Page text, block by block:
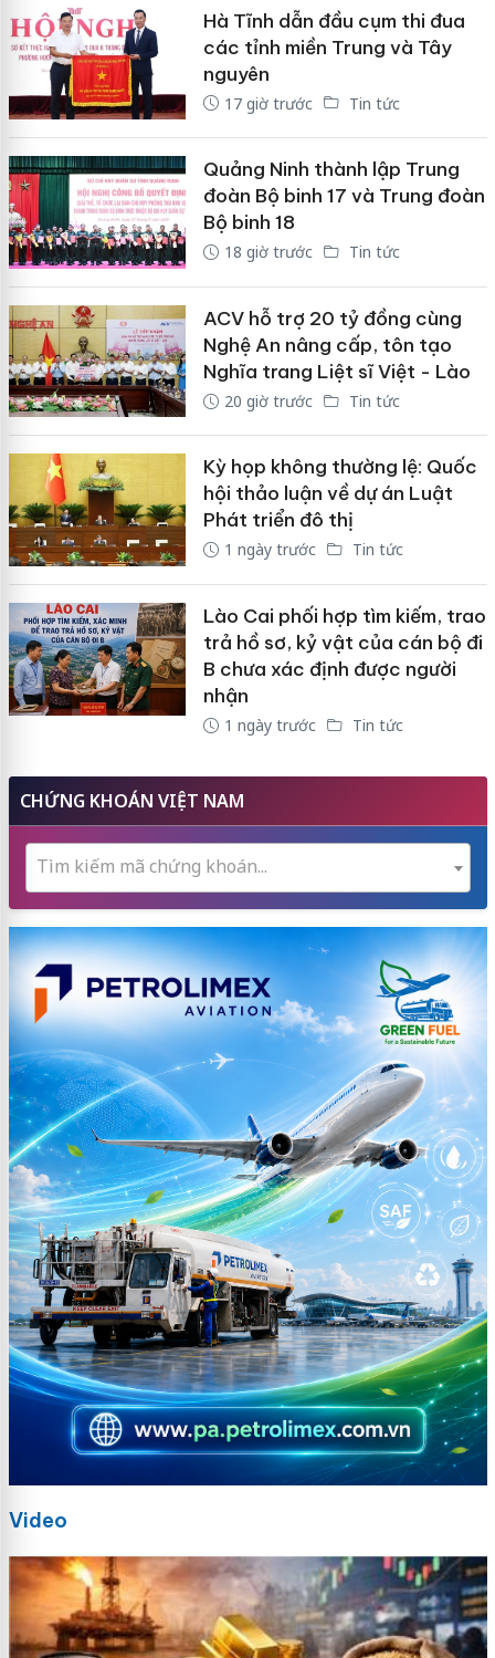
Hà Tĩnh dẫn đầu cụm thi đua
các tỉnh miền Trung và Tây
nguyên
17 giờ trước Tin tức
Quảng Ninh thành lập Trung
đoàn Bộ binh 17 và Trung đoàn
Bộ binh 18
18 giờ trước Tin tức
ACV hỗ trợ 20 tỷ đồng cùng
Nghệ An nâng cấp, tôn tạo
Nghĩa trang Liệt sĩ Việt - Lào
20 giờ trước Tin tức
Kỳ họp không thường lệ: Quốc
hội thảo luận về dự án Luật
Phát triển đô thị
1 ngày trước Tin tức
Lào Cai phối hợp tìm kiếm, trao
trả hồ sơ, kỷ vật của cán bộ đi
B chưa xác định được người
nhận
1 ngày trước Tin tức
CHỨNG KHOÁN VIỆT NAM
Tìm kiếm mã chứng khoán...
Video